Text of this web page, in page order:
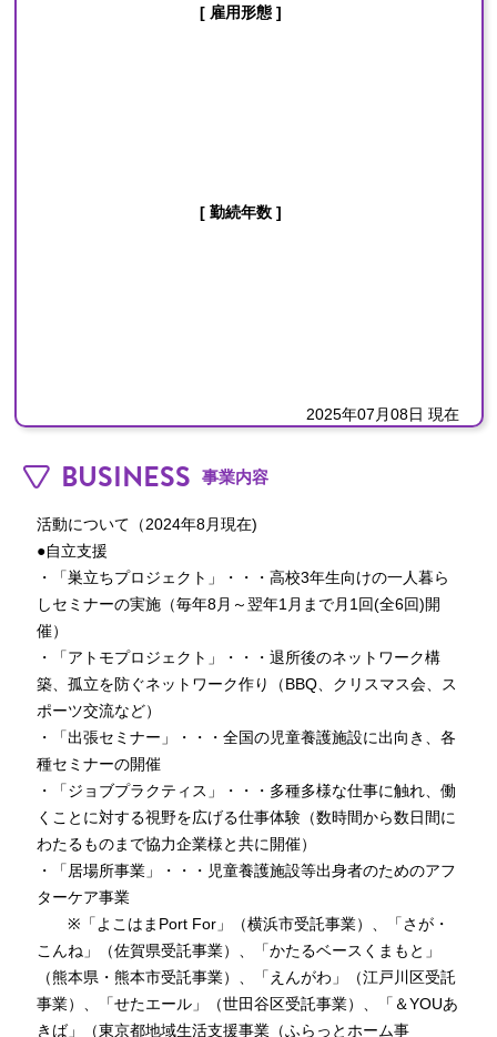
[ 雇用形態 ]
[ 勤続年数 ]
2025年07月08日 現在
BUSINESS 事業内容
活動について（2024年8月現在)
●自立支援
・「巣立ちプロジェクト」・・・高校3年生向けの一人暮ら
しセミナーの実施（毎年8月～翌年1月まで月1回(全6回)開
催）
・「アトモプロジェクト」・・・退所後のネットワーク構
築、孤立を防ぐネットワーク作り（BBQ、クリスマス会、ス
ポーツ交流など）
・「出張セミナー」・・・全国の児童養護施設に出向き、各
種セミナーの開催
・「ジョブプラクティス」・・・多種多様な仕事に触れ、働
くことに対する視野を広げる仕事体験（数時間から数日間に
わたるものまで協力企業様と共に開催）
・「居場所事業」・・・児童養護施設等出身者のためのアフ
ターケア事業
※「よこはまPort For」（横浜市受託事業）、「さが・
こんね」（佐賀県受託事業）、「かたるベースくまもと」
（熊本県・熊本市受託事業）、「えんがわ」（江戸川区受託
事業）、「せたエール」（世田谷区受託事業）、「＆YOUあ
きば」（東京都地域生活支援事業（ふらっとホーム事